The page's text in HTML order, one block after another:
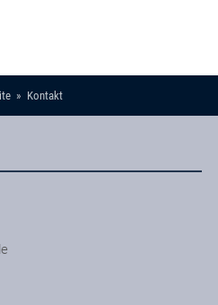
Kontakt